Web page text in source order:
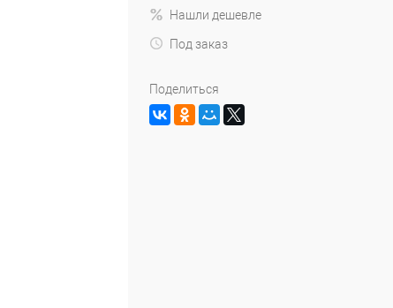
Нашли дешевле
Под заказ
Поделиться